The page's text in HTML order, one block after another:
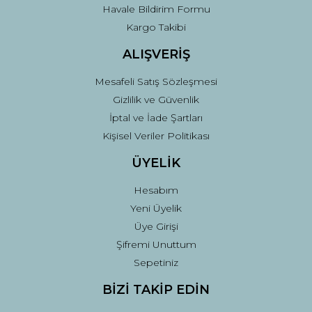
Havale Bildirim Formu
Kargo Takibi
ALIŞVERİŞ
Mesafeli Satış Sözleşmesi
Gizlilik ve Güvenlik
İptal ve İade Şartları
Kişisel Veriler Politikası
ÜYELİK
Hesabım
Yeni Üyelik
Üye Girişi
Şifremi Unuttum
Sepetiniz
BİZİ TAKİP EDİN